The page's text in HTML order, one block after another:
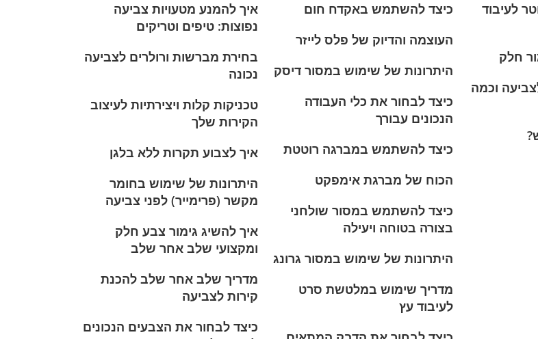
לעיבוד
חלק
וכמה
כיצד להשתמש באקדח חום
העוצמה והדיוק של פלס לייזר
היתרונות של שימוש במסור דיסק
כיצד לבחור את כלי העבודה
הנכונים עבורך
כיצד להשתמש במברגה רוטטת
הכוח של מברגת אימפקט
כיצד להשתמש במסור שולחני
בצורה בטוחה ויעילה
היתרונות של שימוש במסור גרונג
מדריך שימוש במלטשת סרט
לעיבוד עץ
איך להמנע מטעויות צביעה
נפוצות: טיפים וטריקים
בחירת מברשות ורולרים לצביעה
נכונה
טכניקות קלות ויצירתיות לעיצוב
הקירות שלך
איך לצבוע תקרות ללא בלגן
היתרונות של שימוש בחומר
מקשר (פרימייר) לפני צביעה
איך להשיג גימור צבע חלק
ומקצועי שלב אחר שלב
מדריך שלב אחר שלב להכנת
קירות לצביעה
כיצד לבחור את הצבעים הנכונים